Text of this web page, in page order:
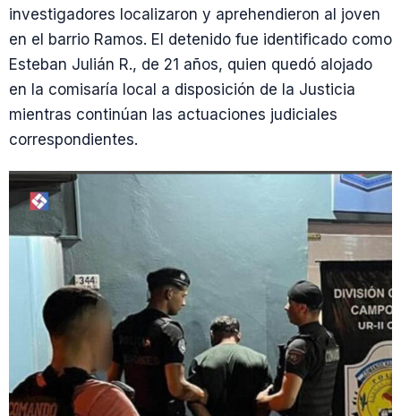
investigadores localizaron y aprehendieron al joven
en el barrio Ramos. El detenido fue identificado como
Esteban Julián R., de 21 años, quien quedó alojado
en la comisaría local a disposición de la Justicia
mientras continúan las actuaciones judiciales
correspondientes.